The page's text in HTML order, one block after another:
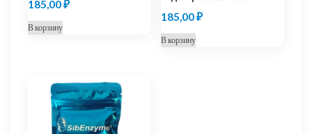
185,00₽
В корзину
185,00₽
В корзину